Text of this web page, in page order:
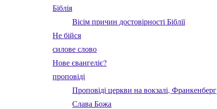
Біблія
Вісім причин достовірності Біблії
Не бійся
силове слово
Нове євангеліє?
проповіді
Проповіді церкви на вокзалі, Франкенберг
Слава Божа